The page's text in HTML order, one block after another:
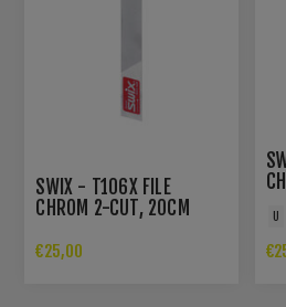
SWIX - T106X FILE
CHROM 2-CUT, 20CM
€25,00